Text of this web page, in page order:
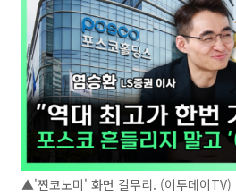
▲'찐코노미' 화면 갈무리. (이투데이TV)